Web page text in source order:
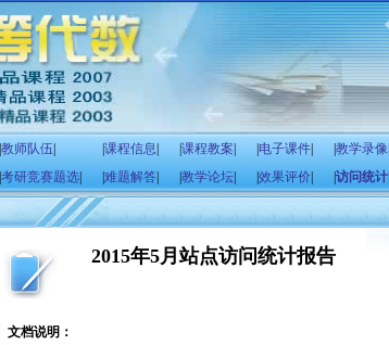
教师队伍 课程信息 课程教案 电子课件 教学录像
考研竞赛题选 难题解答 教学论坛 效果评价 访问统计
2015年5月站点访问统计报告
文档说明：